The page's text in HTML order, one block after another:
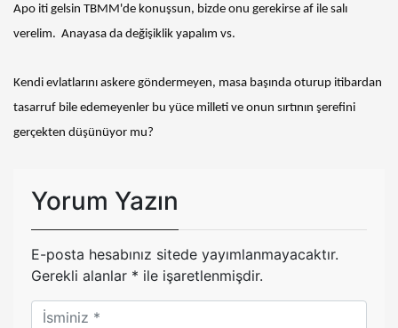
Apo iti gelsin TBMM'de konuşsun, bizde onu gerekirse af ile salı
verelim. Anayasa da değişiklik yapalım vs.
Kendi evlatlarını askere göndermeyen, masa başında oturup itibardan
tasarruf bile edemeyenler bu yüce milleti ve onun sırtının şerefini
gerçekten düşünüyor mu?
Yorum Yazın
E-posta hesabınız sitede yayımlanmayacaktır.
Gerekli alanlar * ile işaretlenmişdir.